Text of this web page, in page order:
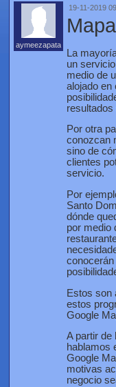
aymeezapata
19-11-2019
La
un
medio de
alojado en
Por otra
conozcan
sino de
clientes
servicio.
Por
Santo
dónde
por medio
Estos son
estos
Google
A partir de
hablamos
Google
motivas
negocio